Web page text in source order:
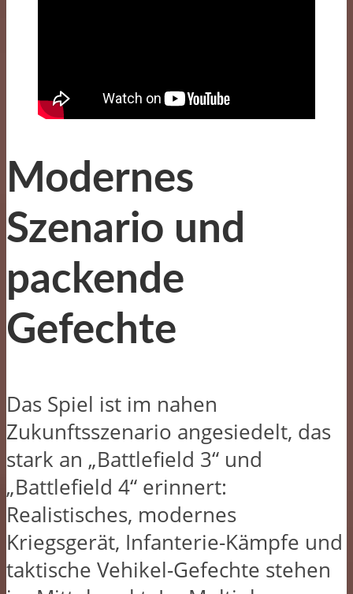
Modernes
Szenario und
packende
Gefechte
Das Spiel ist im nahen
Zukunftsszenario angesiedelt, das
stark an „Battlefield 3“ und
„Battlefield 4“ erinnert:
Realistisches, modernes
Kriegsgerät, Infanterie-Kämpfe und
taktische Vehikel-Gefechte stehen